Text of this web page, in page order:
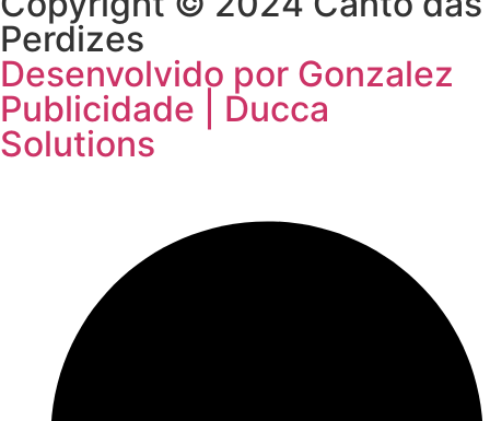
Perdizes
Desenvolvido por Gonzalez
Publicidade | Ducca
Solutions